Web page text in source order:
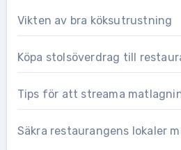
Vikten av bra köksutrustning
Köpa stolsöverdrag till
Tips för att streama
Säkra restaurangens lokaler